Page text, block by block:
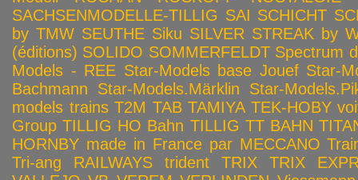
SACHSENMODELLE-TILLIG SAI SCHICHT
by TMW SEUTHE Siku SILVER STREAK by
(éditions) SOLIDO SOMMERFELDT Spectrum
Models - REE Star-Models base Jouef Star-
Bachmann
Star-Models.Märklin
Star-
models trains T2M TAB TAMIYA TEK-HOBY
Group TILLIG HO Bahn TILLIG TT BAHN
HORNBY made in France par MECCANO
Tri-ang RAILWAYS
trident TRIX
TRIX